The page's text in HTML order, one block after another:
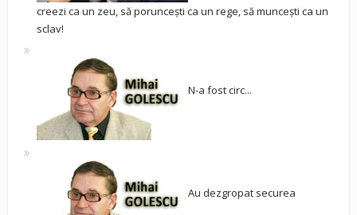
creezi ca un zeu, să poruncești ca un rege, să muncești ca un
sclav!
N-a fost circ...
Au dezgropat securea